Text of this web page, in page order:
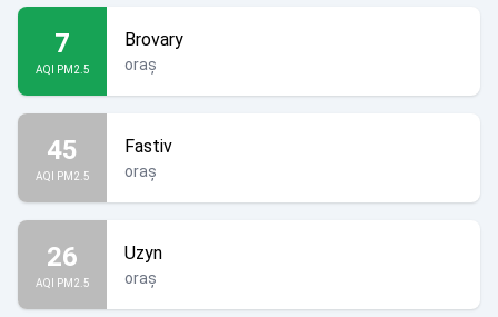
7
AQI PM2.5
Brovary
oraș
45
AQI PM2.5
Fastiv
oraș
26
AQI PM2.5
Uzyn
oraș